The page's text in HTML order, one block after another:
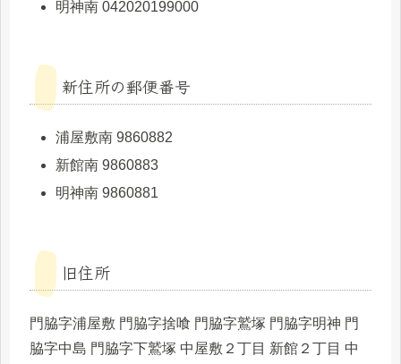
明神南 042020199000
新住所の郵便番号
浦屋敷南 9860882
新館南 9860883
明神南 9860881
旧住所
門脇字浦屋敷 門脇字捨喰 門脇字鷲塚 門脇字明神 門
脇字中島 門脇字下鷲塚 中屋敷２丁目 新館２丁目 中